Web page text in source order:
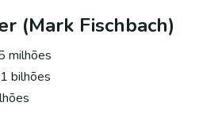
(Mark Fischbach)
milhões
bilhões